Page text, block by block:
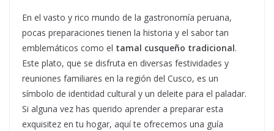
En el vasto y rico mundo de la gastronomía peruana,
pocas preparaciones tienen la historia y el sabor tan
emblemáticos como el tamal cusqueño tradicional.
Este plato, que se disfruta en diversas festividades y
reuniones familiares en la región del Cusco, es un
símbolo de identidad cultural y un deleite para el paladar.
Si alguna vez has querido aprender a preparar esta
exquisitez en tu hogar, aquí te ofrecemos una guía